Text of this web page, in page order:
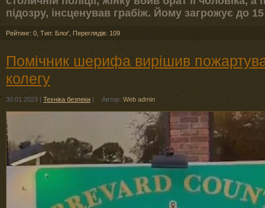
підозру, інсценував грабіж. Йому загрожує до
Рейтинг: 0 Тип: Блоґ Переглядів: 109
Помічник шерифа вирішив
колегу
30.01.2023 | Техніка безпеки | Автор: Web admin